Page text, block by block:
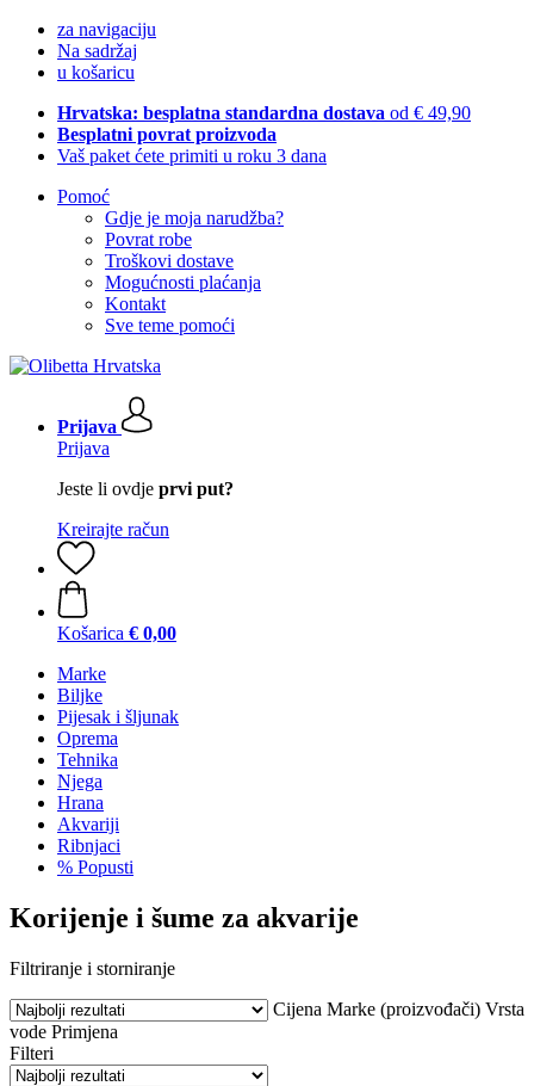
za navigaciju
Na sadržaj
u košaricu
Hrvatska: besplatna standardna dostava od € 49,90
Besplatni povrat proizvoda
Vaš paket ćete primiti u roku 3 dana
Pomoć
Gdje je moja narudžba?
Povrat robe
Troškovi dostave
Mogućnosti plaćanja
Kontakt
Sve teme pomoći
Prijava
Prijava
Jeste li ovdje prvi put?
Kreirajte račun
Košarica € 0,00
Marke
Biljke
Pijesak i šljunak
Oprema
Tehnika
Njega
Hrana
Akvariji
Ribnjaci
% Popusti
Korijenje i šume za akvarije
Filtriranje i storniranje
Cijena Marke (proizvođači) Vrsta
vode Primjena
Filteri